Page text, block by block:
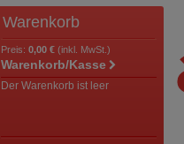
Warenkorb
Preis: 0,00 € (inkl. MwSt.)
Warenkorb/Kasse
Der Warenkorb ist leer